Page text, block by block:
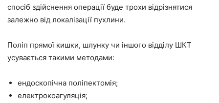
спосіб здійснення операції буде трохи відрізнятися
залежно від локалізації пухлини.
Поліп прямої кишки, шлунку чи іншого відділу ШКТ
усувається такими методами:
ендоскопічна поліпектомія;
електрокоагуляція;